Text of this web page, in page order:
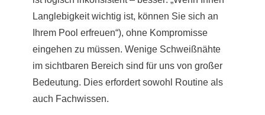
Langlebigkeit wichtig ist, können Sie sich an
Ihrem Pool erfreuen“), ohne Kompromisse
eingehen zu müssen. Wenige Schweißnähte
im sichtbaren Bereich sind für uns von großer
Bedeutung. Dies erfordert sowohl Routine als
auch Fachwissen.